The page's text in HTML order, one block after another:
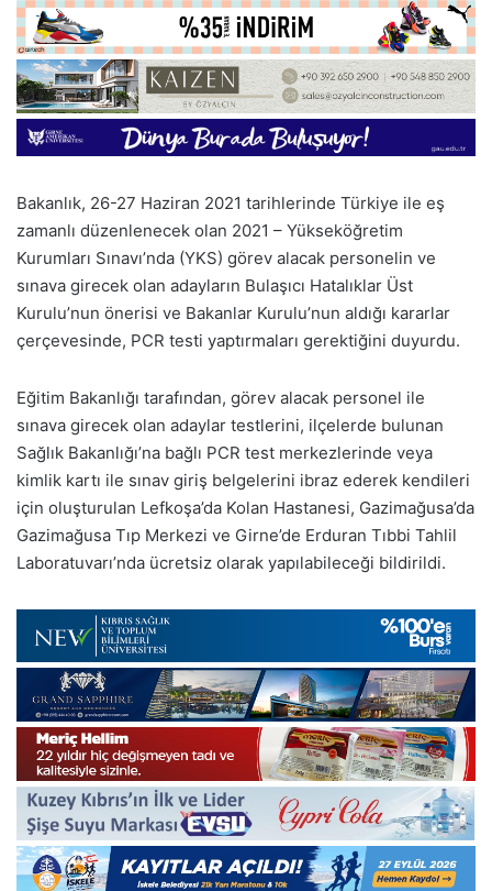
Bakanlık, 26-27 Haziran 2021 tarihlerinde Türkiye ile eş
zamanlı düzenlenecek olan 2021 – Yükseköğretim
Kurumları Sınavı’nda (YKS) görev alacak personelin ve
sınava girecek olan adayların Bulaşıcı Hatalıklar Üst
Kurulu’nun önerisi ve Bakanlar Kurulu’nun aldığı kararlar
çerçevesinde, PCR testi yaptırmaları gerektiğini duyurdu.
Eğitim Bakanlığı tarafından, görev alacak personel ile
sınava girecek olan adaylar testlerini, ilçelerde bulunan
Sağlık Bakanlığı’na bağlı PCR test merkezlerinde veya
kimlik kartı ile sınav giriş belgelerini ibraz ederek kendileri
için oluşturulan Lefkoşa’da Kolan Hastanesi, Gazimağusa’da
Gazimağusa Tıp Merkezi ve Girne’de Erduran Tıbbi Tahlil
Laboratuvarı’nda ücretsiz olarak yapılabileceği bildirildi.